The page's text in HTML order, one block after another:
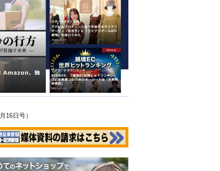
16日号）